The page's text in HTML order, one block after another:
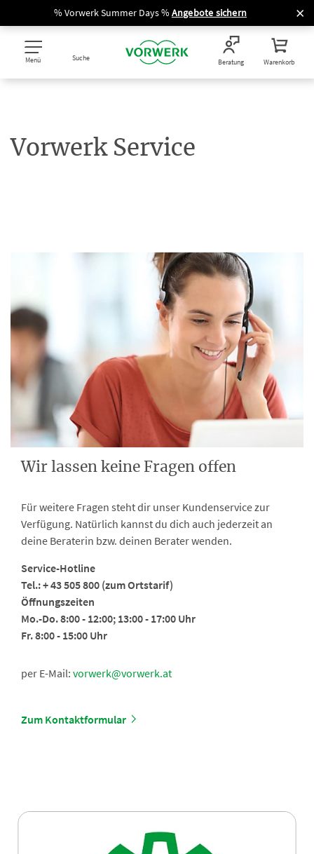
% Vorwerk Summer Days % Angebote sichern
Menü Suche Beratung Warenkorb
Vorwerk Service
Wir lassen keine Fragen offen
Für weitere Fragen steht dir unser Kundenservice zur
Verfügung. Natürlich kannst du dich auch jederzeit an
deine Beraterin bzw. deinen Berater wenden.
Service-Hotline
Tel.: + 43 505 800 (zum Ortstarif)
Öffnungszeiten
Mo.-Do. 8:00 - 12:00; 13:00 - 17:00 Uhr
Fr. 8:00 - 15:00 Uhr
per E-Mail: vorwerk@vorwerk.at
Zum Kontaktformular